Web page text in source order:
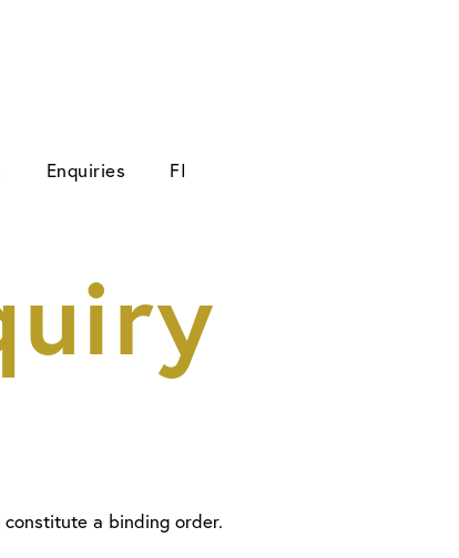
Enquiries FI
a binding order.